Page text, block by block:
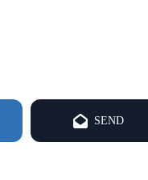
SEND